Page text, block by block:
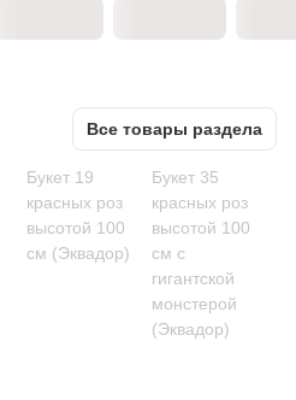
Все товары раздела
Букет 19
красных роз
высотой 100
см (Эквадор)
Букет 35
красных роз
высотой 100
см c
гигантской
монстерой
(Эквадор)